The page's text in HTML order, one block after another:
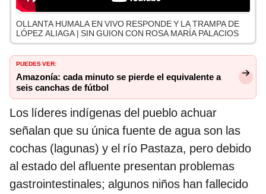
OLLANTA HUMALA EN VIVO RESPONDE Y LA TRAMPA DE
LÓPEZ ALIAGA | SIN GUION CON ROSA MARÍA PALACIOS
PUEDES VER:
Amazonía: cada minuto se pierde el equivalente a
seis canchas de fútbol
Los líderes indígenas del pueblo achuar
señalan que su única fuente de agua son las
cochas (lagunas) y el río Pastaza, pero debido
al estado del afluente presentan problemas
gastrointestinales; algunos niños han fallecido